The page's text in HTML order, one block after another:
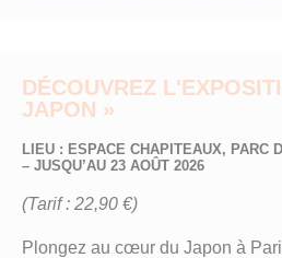
DÉCOUVREZ
JAPON »
LIEU : ESPACE CHAPITEAUX, PARC
– JUSQU’AU 23 AOÛT 2026
(Tarif : 22,90 €)
Plongez au cœur du Japon à